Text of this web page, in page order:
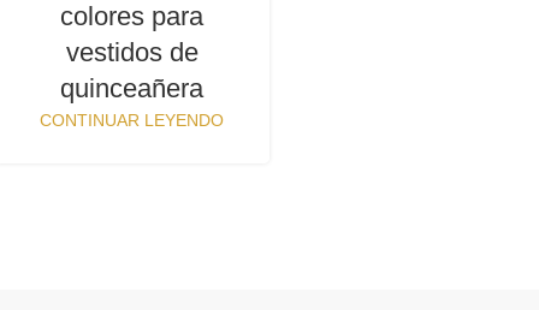
colores para
vestidos de
quinceañera
CONTINUAR LEYENDO